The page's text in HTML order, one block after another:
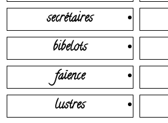
secrétaires
bibelots
faïence
lustres